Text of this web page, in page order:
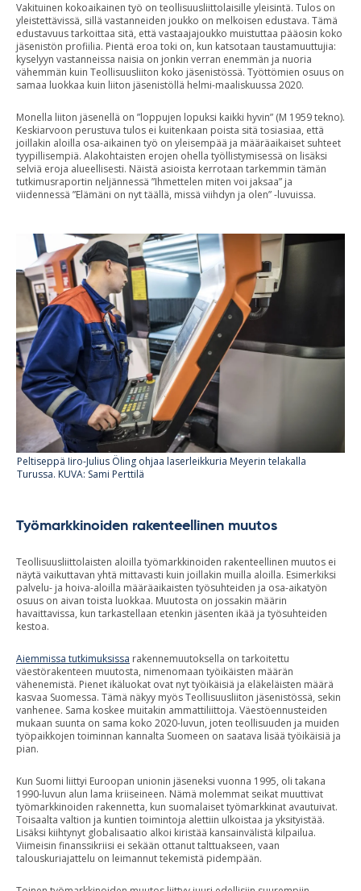
Vakituinen kokoaikainen työ on teollisuusliittolaisille yleisintä. Tulos on
yleistettävissä, sillä vastanneiden joukko on melkoisen edustava. Tämä
edustavuus tarkoittaa sitä, että vastaajajoukko muistuttaa pääosin koko
jäsenistön profiilia. Pientä eroa toki on, kun katsotaan taustamuuttujia:
kyselyyn vastanneissa naisia on jonkin verran enemmän ja nuoria
vähemmän kuin Teollisuusliiton koko jäsenistössä. Työttömien osuus on
samaa luokkaa kuin liiton jäsenistöllä helmi-maaliskuussa 2020.
Monella liiton jäsenellä on ”loppujen lopuksi kaikki hyvin” (M 1959 tekno).
Keskiarvoon perustuva tulos ei kuitenkaan poista sitä tosiasiaa, että
joillakin aloilla osa-aikainen työ on yleisempää ja määräaikaiset suhteet
tyypillisempiä. Alakohtaisten erojen ohella työllistymisessä on lisäksi
selviä eroja alueellisesti. Näistä asioista kerrotaan tarkemmin tämän
tutkimusraportin neljännessä ”Ihmettelen miten voi jaksaa” ja
viidennessä ”Elämäni on nyt täällä, missä viihdyn ja olen” -luvuissa.
Peltiseppä Iiro-Julius Öling ohjaa laserleikkuria Meyerin telakalla
Turussa. KUVA: Sami Perttilä
Työmarkkinoiden rakenteellinen muutos
Teollisuusliittolaisten aloilla työmarkkinoiden rakenteellinen muutos ei
näytä vaikuttavan yhtä mittavasti kuin joillakin muilla aloilla. Esimerkiksi
palvelu- ja hoiva-aloilla määräaikaisten työsuhteiden ja osa-aikatyön
osuus on aivan toista luokkaa. Muutosta on jossakin määrin
havaittavissa, kun tarkastellaan etenkin jäsenten ikää ja työsuhteiden
kestoa.
Aiemmissa tutkimuksissa rakennemuutoksella on tarkoitettu
väestörakenteen muutosta, nimenomaan työikäisten määrän
vähenemistä. Pienet ikäluokat ovat nyt työikäisiä ja eläkeläisten määrä
kasvaa Suomessa. Tämä näkyy myös Teollisuusliiton jäsenistössä, sekin
vanhenee. Sama koskee muitakin ammattiliittoja. Väestöennusteiden
mukaan suunta on sama koko 2020-luvun, joten teollisuuden ja muiden
työpaikkojen toiminnan kannalta Suomeen on saatava lisää työikäisiä ja
pian.
Kun Suomi liittyi Euroopan unionin jäseneksi vuonna 1995, oli takana
1990-luvun alun lama kriiseineen. Nämä molemmat seikat muuttivat
työmarkkinoiden rakennetta, kun suomalaiset työmarkkinat avautuivat.
Toisaalta valtion ja kuntien toimintoja alettiin ulkoistaa ja yksityistää.
Lisäksi kiihtynyt globalisaatio alkoi kiristää kansainvälistä kilpailua.
Viimeisin finanssikriisi ei sekään ottanut talttuakseen, vaan
talouskuriajattelu on leimannut tekemistä pidempään.